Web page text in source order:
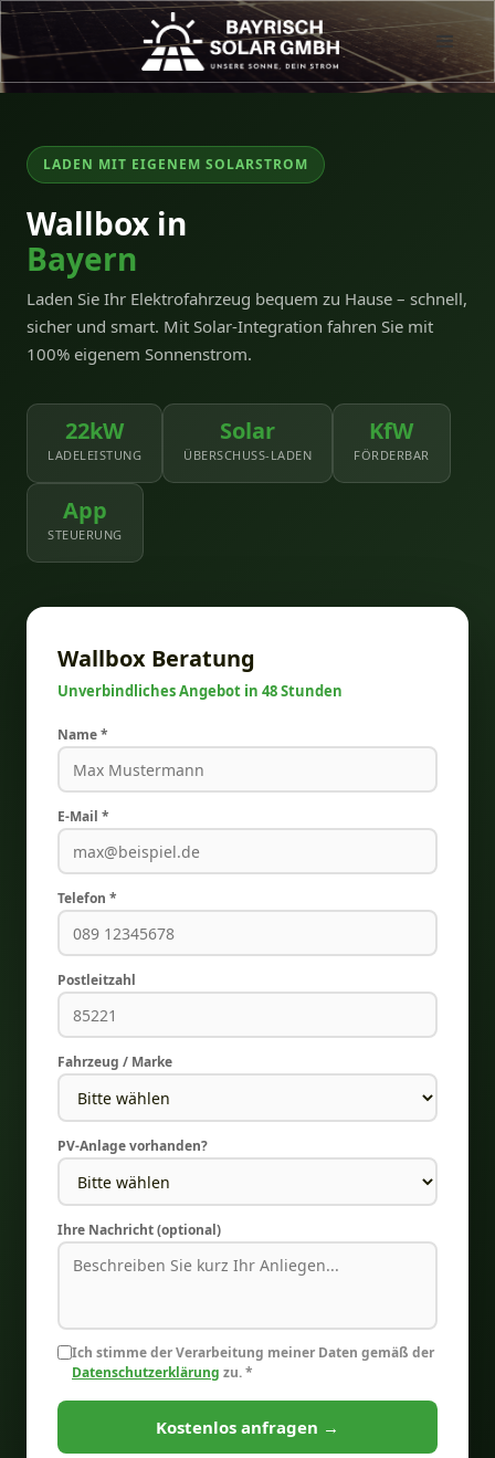
LADEN MIT EIGENEM SOLARSTROM
Wallbox in
Bayern
Laden Sie Ihr Elektrofahrzeug bequem zu Hause – schnell,
sicher und smart. Mit Solar-Integration fahren Sie mit
100% eigenem Sonnenstrom.
22kW
LADELEISTUNG
Solar
ÜBERSCHUSS-LADEN
KfW
FÖRDERBAR
App
STEUERUNG
Wallbox Beratung
Unverbindliches Angebot in 48 Stunden
Name *
E-Mail *
Telefon *
Postleitzahl
Fahrzeug / Marke
PV-Anlage vorhanden?
Ihre Nachricht (optional)
Ich stimme der Verarbeitung meiner Daten gemäß der
Datenschutzerklärung zu. *
Kostenlos anfragen →